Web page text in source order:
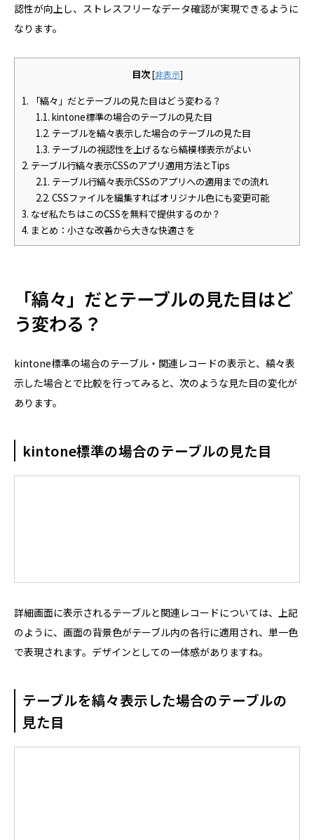
認性が向上し、ストレスフリーなデータ確認が実現できるように
なります。
目次 [非表示]
1. 「縞々」だとテーブルの見た目はどう変わる？
1.1. kintone標準の場合のテーブルの見た目
1.2. テーブルを縞々表示した場合のテーブルの見た目
1.3. テーブルの視認性を上げるなら縞模様表示がよい
2. テーブル行縞々表示CSSのアプリ適用方法とTips
2.1. テーブル行縞々表示CSSのアプリへの適用までの流れ
2.2. CSSファイルを編集すればオリジナル色にも変更可能
3. なぜ私たちはこのCSSを無料で提供するのか？
4. まとめ：小さな改善から大きな快適さを
「縞々」だとテーブルの見た目はど
う変わる？
kintone標準の場合のテーブル・関連レコードの表示と、縞々表
示した場合とで比較を行ってみると、次のような見た目の変化が
あります。
kintone標準の場合のテーブルの見た目
詳細画面に表示されるテーブルと関連レコードについては、上記
のように、画面の背景色がテーブル内の各行に適用され、単一色
で表現されます。デザインとしての一体感がありますね。
テーブルを縞々表示した場合のテーブルの
見た目